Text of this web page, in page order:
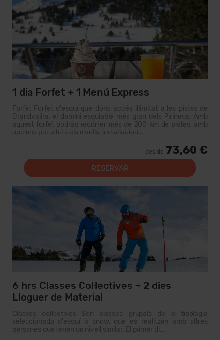
1 dia Forfet + 1 Menú Express
Forfet Forfet d'esquí que dóna accés il·limitat a les pistes de
Grandvalira, el domini esquiable més gran dels Pirineus. Amb
aquest forfet podràs recórrer més de 200 km de pistes, amb
opcions per a tots els nivells, instal·lacion...
des de 73,60 €
RESERVAR
6 hrs Classes Col·lectives + 2 dies
Lloguer de Material
Classes col·lectives Són classes grupals de la tipologia
seleccionada d'esquí o snow, que es realitzen amb altres
persones que tenen un nivell similar. El primer di...